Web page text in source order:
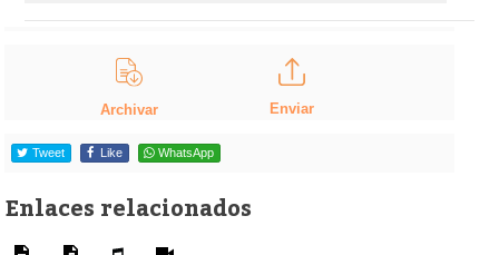
Archivar Enviar
Tweet Like WhatsApp
Enlaces relacionados